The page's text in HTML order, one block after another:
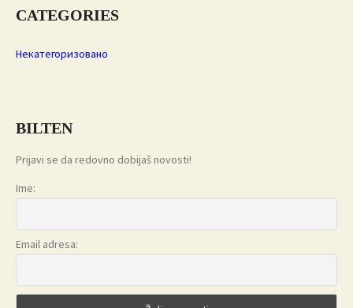
CATEGORIES
Некатегоризовано
BILTEN
Prijavi se da redovno dobijaš novosti!
Ime:
Email adresa: